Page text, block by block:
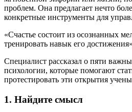
проблем. Она предлагает нечто
конкретные инструменты для
«Счастье состоит из осознанных
тренировать навык его
Специалист рассказал о пяти
психологии, которые помогают
протестировать эти открытия
1. Найдите смысл